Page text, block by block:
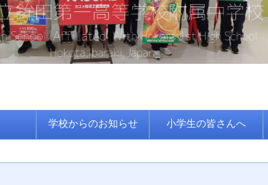
学校からのお知らせ 小学生の皆さんへ